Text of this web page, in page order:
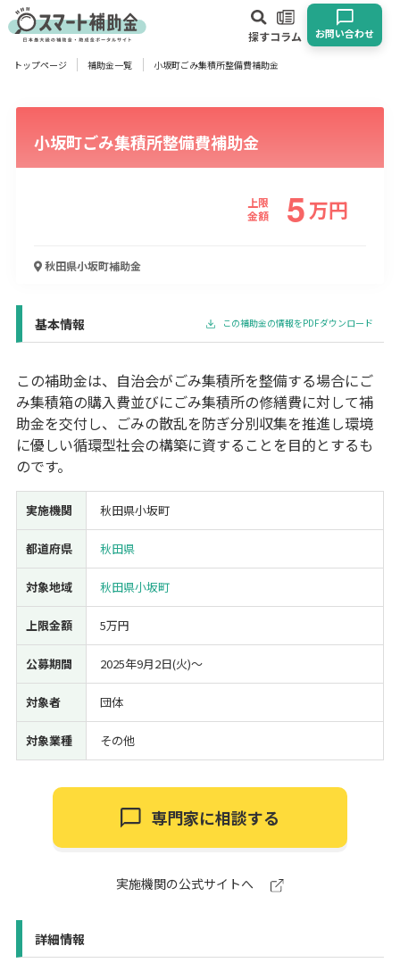
探すコラム お問い合わせ
対象
企業 団体 個人 その他
業種
宿泊･旅館業
その他
使い道
経営改善・経営強化 販路拡大 海外展開 設備投資
IT導入
人材採用・雇用
人材育成・福利厚生
特許・知的財産
起業・創業
受付中のみ
検索
トップページ 補助金一覧 小坂町ごみ集積所整備費補助金
小坂町ごみ集積所整備費補助金
上限
金額
5万円
秋田県小坂町補助金
基本情報 この補助金の情報をPDFダウンロード
この補助金は、自治会がごみ集積所を整備する場合にご
み集積箱の購入費並びにごみ集積所の修繕費に対して補
助金を交付し、ごみの散乱を防ぎ分別収集を推進し環境
に優しい循環型社会の構築に資することを目的とするも
のです。
実施機関 秋田県小坂町
都道府県 秋田県
対象地域 秋田県小坂町
上限金額 5万円
公募期間 2025年9月2日(火)〜
対象者 団体
対象業種 その他
専門家に相談する
実施機関の公式サイトへ
詳細情報